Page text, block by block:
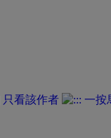
只看該作者